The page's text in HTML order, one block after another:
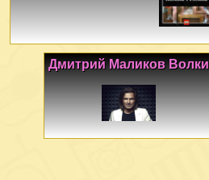
Дмитрий Маликов Волки